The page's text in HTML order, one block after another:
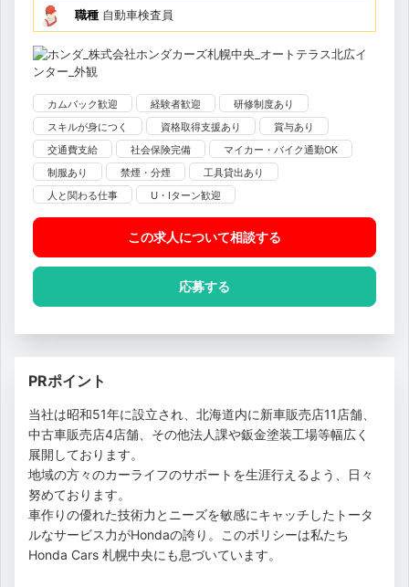
職種 自動車検査員
カムバック歓迎 経験者歓迎
研修制度あり
スキルが身につく
資格取得支援あり
賞与あり
交通費支給
社会保険完備
マイカー・バイク通勤OK
制服あり
禁煙・分煙
工具貸出あり
人と関わる仕事
U・Iターン歓迎
この求人について相談する
応募する
PRポイント
当社は昭和51年に設立され、北海道内に新車販売店11店舗、
中古車販売店4店舗、その他法人課や鈑金塗装工場等幅広く
展開しております。
地域の方々のカーライフのサポートを生涯行えるよう、日々
努めております。
車作りの優れた技術力とニーズを敏感にキャッチしたトータ
ルなサービス力がHondaの誇り。このポリシーは私たち
Honda Cars 札幌中央にも息づいています。